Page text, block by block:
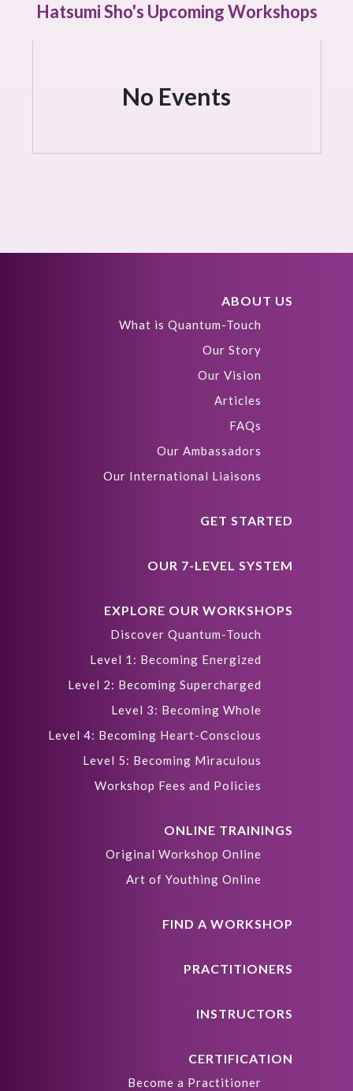
Hatsumi Sho's Upcoming Workshops
No Events
ABOUT US
What is Quantum-Touch
Our Story
Our Vision
Articles
FAQs
Our Ambassadors
Our International Liaisons
GET STARTED
OUR 7-LEVEL SYSTEM
EXPLORE OUR WORKSHOPS
Discover Quantum-Touch
Level 1: Becoming Energized
Level 2: Becoming Supercharged
Level 3: Becoming Whole
Level 4: Becoming Heart-Conscious
Level 5: Becoming Miraculous
Workshop Fees and Policies
ONLINE TRAININGS
Original Workshop Online
Art of Youthing Online
FIND A WORKSHOP
PRACTITIONERS
INSTRUCTORS
CERTIFICATION
Become a Practitioner